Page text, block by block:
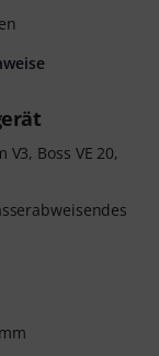
Boss VE 20,